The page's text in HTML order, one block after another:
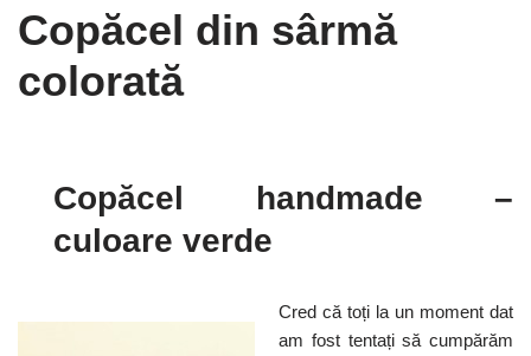
Copăcel din sârmă
colorată
Copăcel handmade –
culoare verde
Cred că toți la un moment dat
am fost tentați să cumpărăm